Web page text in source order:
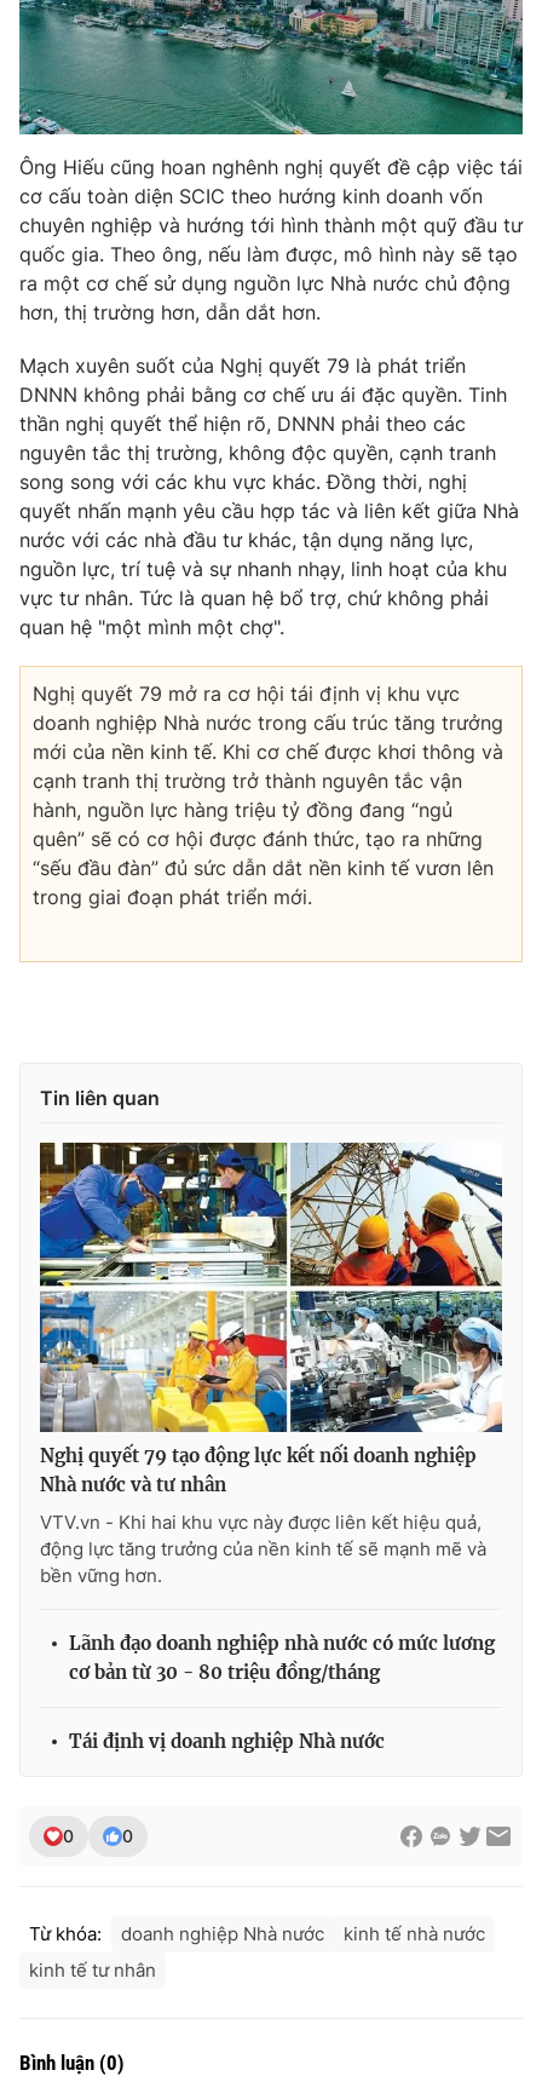
Ông Hiếu cũng hoan nghênh nghị quyết đề cập việc tái
cơ cấu toàn diện SCIC theo hướng kinh doanh vốn
chuyên nghiệp và hướng tới hình thành một quỹ đầu tư
quốc gia. Theo ông, nếu làm được, mô hình này sẽ tạo
ra một cơ chế sử dụng nguồn lực Nhà nước chủ động
hơn, thị trường hơn, dẫn dắt hơn.
Mạch xuyên suốt của Nghị quyết 79 là phát triển
DNNN không phải bằng cơ chế ưu ái đặc quyền. Tinh
thần nghị quyết thể hiện rõ, DNNN phải theo các
nguyên tắc thị trường, không độc quyền, cạnh tranh
song song với các khu vực khác. Đồng thời, nghị
quyết nhấn mạnh yêu cầu hợp tác và liên kết giữa Nhà
nước với các nhà đầu tư khác, tận dụng năng lực,
nguồn lực, trí tuệ và sự nhanh nhạy, linh hoạt của khu
vực tư nhân. Tức là quan hệ bổ trợ, chứ không phải
quan hệ "một mình một chợ".
Nghị quyết 79 mở ra cơ hội tái định vị khu vực
doanh nghiệp Nhà nước trong cấu trúc tăng trưởng
mới của nền kinh tế. Khi cơ chế được khơi thông và
cạnh tranh thị trường trở thành nguyên tắc vận
hành, nguồn lực hàng triệu tỷ đồng đang “ngủ
quên” sẽ có cơ hội được đánh thức, tạo ra những
“sếu đầu đàn” đủ sức dẫn dắt nền kinh tế vươn lên
trong giai đoạn phát triển mới.
Tin liên quan
Nghị quyết 79 tạo động lực kết nối doanh nghiệp
Nhà nước và tư nhân
VTV.vn - Khi hai khu vực này được liên kết hiệu quả,
động lực tăng trưởng của nền kinh tế sẽ mạnh mẽ và
bền vững hơn.
Lãnh đạo doanh nghiệp nhà nước có mức lương
cơ bản từ 30 - 80 triệu đồng/tháng
Tái định vị doanh nghiệp Nhà nước
0 0
Từ khóa: doanh nghiệp Nhà nước
kinh tế nhà nước
kinh tế tư nhân
Bình luận (0)